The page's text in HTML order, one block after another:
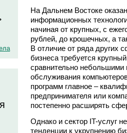
На Дальнем Востоке
информационных
начиная от крупных, с
рублей, до крошечных, а
В отличие от ряда других
бизнеса требуется
сравнительно
обслуживания
программ главное –
предпринимателя или
постепенно расширять
Однако и сектор IT-услуг
тенденции к укрупнению